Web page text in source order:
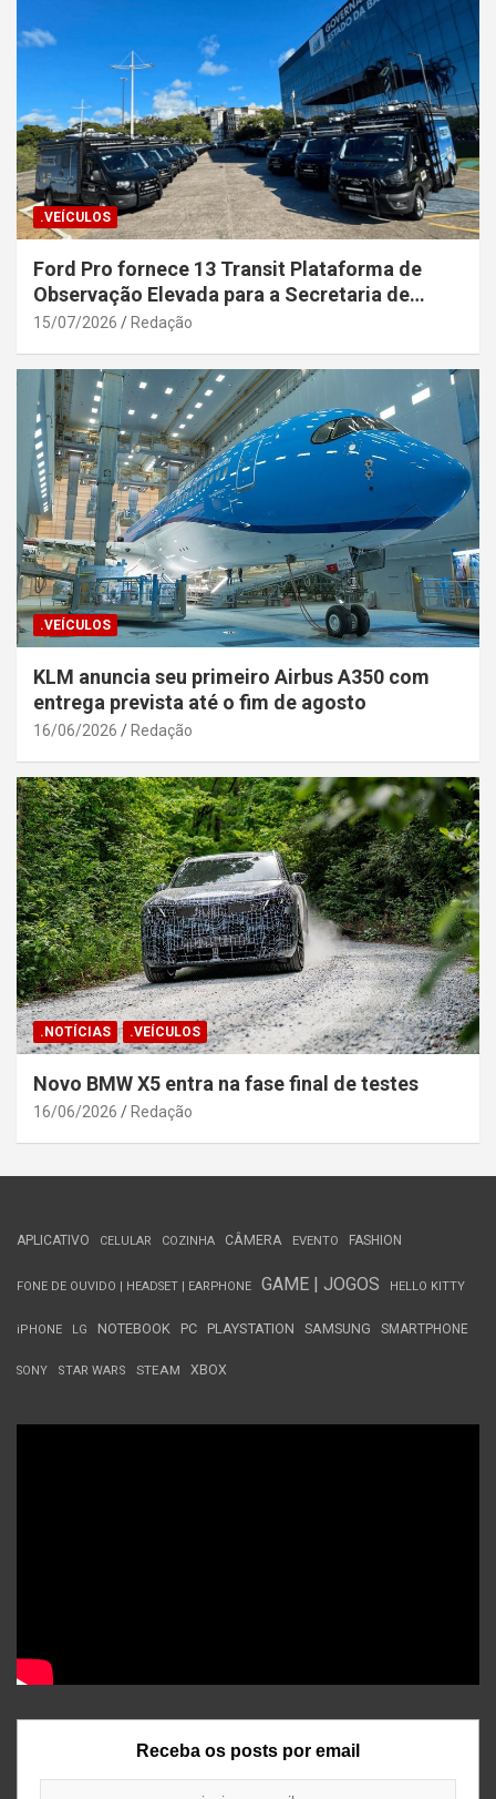
.VEÍCULOS
Ford Pro fornece 13 Transit Plataforma de
Observação Elevada para a Secretaria de
Segurança Pública da Bahia
15/07/2026 Redação
.VEÍCULOS
KLM anuncia seu primeiro Airbus A350 com
entrega prevista até o fim de agosto
16/06/2026 Redação
.NOTÍCIAS .VEÍCULOS
Novo BMW X5 entra na fase final de testes
16/06/2026 Redação
APLICATIVO CELULAR COZINHA CÂMERA EVENTO FASHION
FONE DE OUVIDO | HEADSET | EARPHONE GAME | JOGOS HELLO KITTY
iPHONE LG NOTEBOOK PC PLAYSTATION SAMSUNG SMARTPHONE
SONY STAR WARS STEAM XBOX
Receba os posts por email